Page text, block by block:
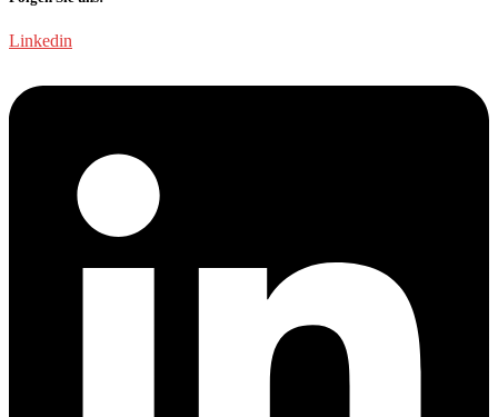
Linkedin